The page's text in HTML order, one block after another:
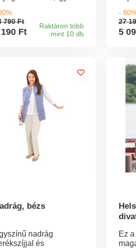
Az érdekes
elegáns
gondoskodik.
zsebek
Hossza kb. 70
Mosógépben
30°C-on.
790 Ft
Ft
Raktáron több
mint 10 db
cm.
-
27
5
bézs
nadrág
és
Ez